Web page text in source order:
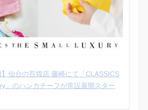
】仙台の百貨店 藤崎にて「CLASSICS
」のハンカチーフが常設展開スター